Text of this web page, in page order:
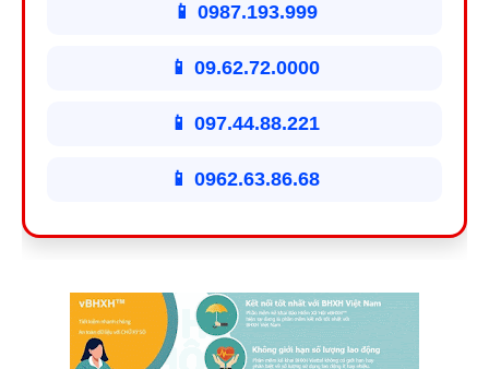
📱 0987.193.999
📱 09.62.72.0000
📱 097.44.88.221
📱 0962.63.86.68